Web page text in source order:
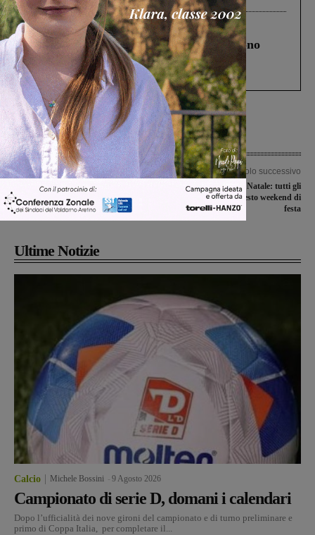
Cronaca 4 Agosto 2026
Un anno fa la strage in A1 in cui morirono
Gianni, Giulia e Franco. Lo schianto, il
processo, lo stop ai sorpassi fra tir....
Articolo precedente
La “Valdarno Sviluppo” al centro di
un dibattito nel consiglio della Città
Metropolitana di Firenze
Articolo successivo
Agenda degli eventi di Natale: tutti gli
appuntamenti in questo weekend di
festa
Ultime Notizie
Calcio Michele Bossini 9 Agosto 2026
Campionato di serie D, domani i calendari
Dopo l’ufficialità dei nove gironi del campionato e di turno preliminare e
primo di Coppa Italia, per completare il...